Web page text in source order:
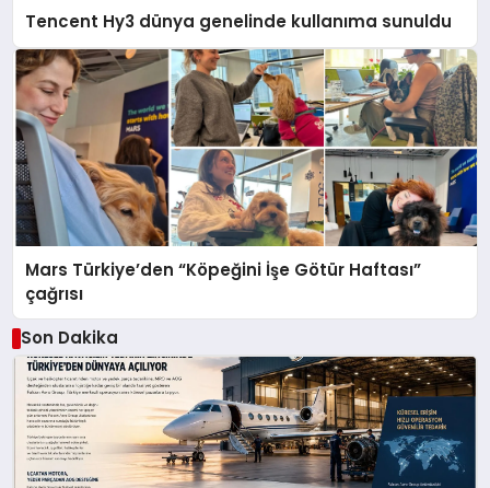
Tencent Hy3 dünya genelinde kullanıma sunuldu
Mars Türkiye’den “Köpeğini İşe Götür Haftası”
çağrısı
Son Dakika